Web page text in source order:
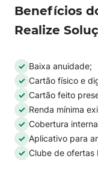
Benefícios
Realize
Baixa anuidade;
Cartão físico e
Cartão feito
Renda mínima
Cobertura
Aplicativo para
Clube de ofertas